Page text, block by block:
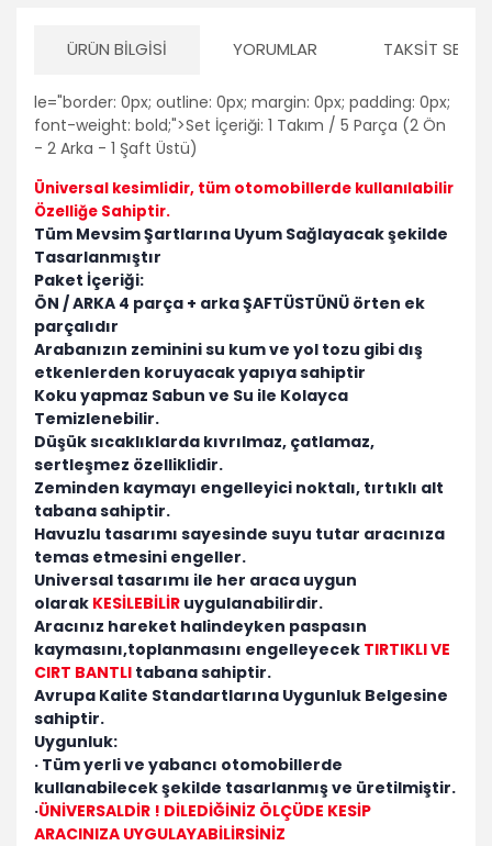
ÜRÜN BILGISI YORUMLAR TAKSIT
le="border: 0px; outline: 0px; margin: 0px; padding: 0px;
font-weight: bold;">Set İçeriği: 1 Takım / 5 Parça (2 Ön
- 2 Arka - 1 Şaft Üstü)
Üniversal kesimlidir, tüm otomobillerde kullanılabilir
Özelliğe Sahiptir.
Tüm Mevsim Şartlarına Uyum Sağlayacak şekilde
Tasarlanmıştır
Paket İçeriği:
ÖN / ARKA 4 parça + arka ŞAFTÜSTÜNÜ örten ek
parçalıdır
Arabanızın zeminini su kum ve yol tozu gibi dış
etkenlerden koruyacak yapıya sahiptir
Koku yapmaz Sabun ve Su ile Kolayca
Temizlenebilir.
Düşük sıcaklıklarda kıvrılmaz, çatlamaz,
sertleşmez özelliklidir.
Zeminden kaymayı engelleyici noktalı, tırtıklı alt
tabana sahiptir.
Havuzlu tasarımı sayesinde suyu tutar aracınıza
temas etmesini engeller.
Universal tasarımı ile her araca uygun
olarak KESİLEBİLİR uygulanabilirdir.
Aracınız hareket halindeyken paspasın
kaymasını,toplanmasını engelleyecek TIRTIKLI VE
CIRT BANTLI tabana sahiptir.
Avrupa Kalite Standartlarına Uygunluk Belgesine
sahiptir.
Uygunluk:
· Tüm yerli ve yabancı otomobillerde
kullanabilecek şekilde tasarlanmış ve üretilmiştir.
·ÜNİVERSALDİR ! DİLEDİĞİNİZ ÖLÇÜDE KESİP
ARACINIZA UYGULAYABİLİRSİNİZ